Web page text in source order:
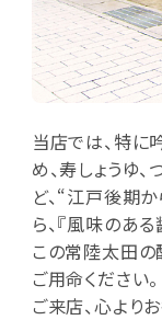
当店では、特に
め、寿しょうゆ
ど、“江戸後期
ら、『風味のあ
この常陸太田の
ご用命ください。
ご来店、心より